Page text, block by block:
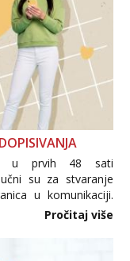
u prvih 48 sati
su za stvaranje
u komunikaciji.
ili intimnih
nije zaslužila to
Pročitaj više